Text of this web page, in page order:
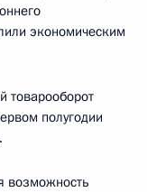
экономическим
товарооборот
полугодии
возможность